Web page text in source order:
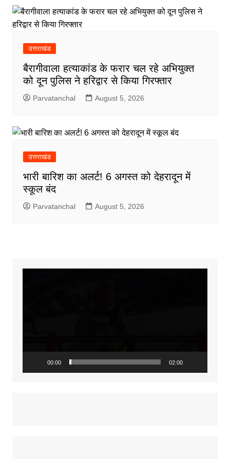
उत्तराखंड
बैरागीवाला हत्याकांड के फरार चल रहे अभियुक्त
को दून पुलिस ने हरिद्वार से किया गिरफ्तार
Parvatanchal August 5, 2026
उत्तराखंड
भारी बारिश का अलर्ट! 6 अगस्त को देहरादून में
स्कूल बंद
Parvatanchal August 5, 2026
00:00 02:00